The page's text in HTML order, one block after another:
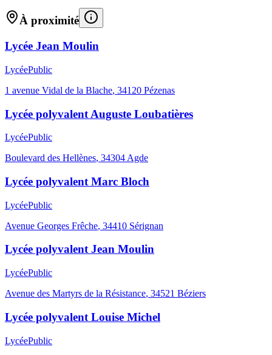
À proximité
Lycée Jean Moulin
LycéePublic
1 avenue Vidal de la Blache, 34120 Pézenas
Lycée polyvalent Auguste Loubatières
LycéePublic
Boulevard des Hellènes, 34304 Agde
Lycée polyvalent Marc Bloch
LycéePublic
Avenue Georges Frêche, 34410 Sérignan
Lycée polyvalent Jean Moulin
LycéePublic
Avenue des Martyrs de la Résistance, 34521 Béziers
Lycée polyvalent Louise Michel
LycéePublic